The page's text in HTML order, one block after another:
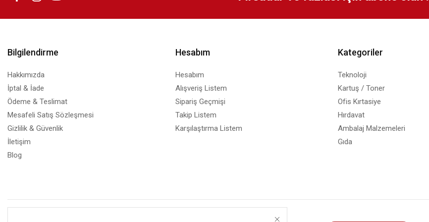
Bilgilendirme
Hakkımızda
İptal & İade
Ödeme & Teslimat
Mesafeli Satış Sözleşmesi
Gizlilik & Güvenlik
İletişim
Blog
Hesabım
Hesabım
Alışveriş Listem
Sipariş Geçmişi
Takip Listem
Karşılaştırma Listem
Kategoriler
Teknoloji
Kartuş / Toner
Ofis Kırtasiye
Hırdavat
Ambalaj Malzemeleri
Gıda